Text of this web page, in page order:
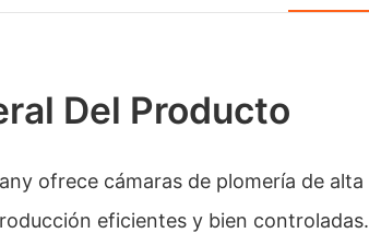
Del Producto
ofrece cámaras de plomería de alta
eficientes y bien controladas.